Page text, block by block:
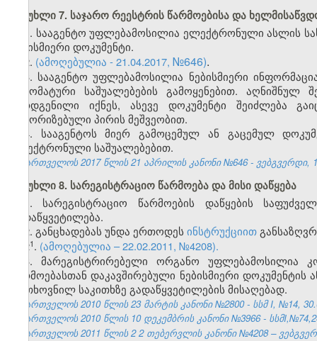
მუხლი 7. საჯარო რეესტრის წარმოებისა და
1. სააგენტო უფლებამოსილია ელექტრონული ასლის
ნებისმიერი დოკუმენტი.
2. (ამოღებულია - 21.04.2017, №646).
3. სააგენტო უფლებამოსილია ნებისმიერი
ავტომატური საშუალებების გამოყენებით.
წარდგენილი იქნეს, ასევე დოკუმენტი შეიძლება
ავტორიზებული პირის მეშვეობით.
4. სააგენტოს მიერ გამოცემულ ან გაცემულ
ელექტრონული საშუალებებით.
საქართველოს 2017 წლის 21 აპრილის კანონი №646 - ვებგვერდი,
მუხლი 8. სარეგისტრაციო წარმოება და მისი დაწყება
1. სარეგისტრაციო წარმოების დაწყების
გადაწყვეტილება.
2. განცხადებას უნდა ერთოდეს ინსტრუქციით
2​1. (ამოღებულია – 22.02.2011, №4208).
3. მარეგისტრირებელი ორგანო უფლებამოსილია
წარმოებასთან დაკავშირებული ნებისმიერი
მოთხოვნილ საკითხზე გადაწყვეტილების მისაღებად.
საქართველოს 2010 წლის 23 მარტის კანონი №2800 - სსმ I, №14,
საქართველოს 2010 წლის 10 დეკემბრის კანონი №3966 -
საქართველოს 2011 წლის 2 2 თებერვლის კანონი №4208–